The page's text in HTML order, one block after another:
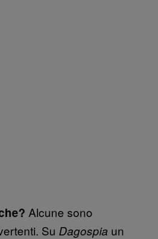
Alcune sono
Su Dagospia un